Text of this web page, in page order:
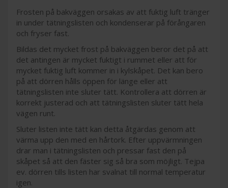
Frosten på bakväggen orsakas av att fuktig luft tränger
in under tätningslisten och kondenserar på förångaren
och fryser fast.
Bildas det mycket frost på bakväggen beror det på att
det antingen är mycket fuktigt i rummet eller att för
mycket fuktig luft kommer in i kylskåpet. Det kan bero
på att dörren hålls öppen för länge eller att
tätningslisten inte sluter tätt. Kontrollera att dörren är
korrekt justerad och att tätningslisten sluter tätt hela
vägen runt.
Sluter listen inte tätt kan detta åtgärdas genom att
värma upp den med en hårtork. Efter uppvärmningen
drar man i tätningslisten och pressar fast den på
skåpet så att den fäster sig så bra som möjligt. Tejpa
ev. dörren tills listen har svalnat till normal temperatur
igen.